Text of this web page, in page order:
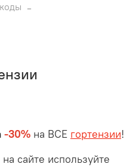
-30% на ВСЕ гортензии!
сайте используйте